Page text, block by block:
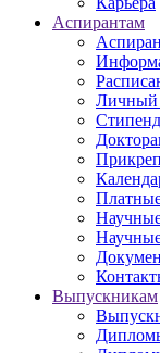
Аспирантам
Личный
Выпускникам